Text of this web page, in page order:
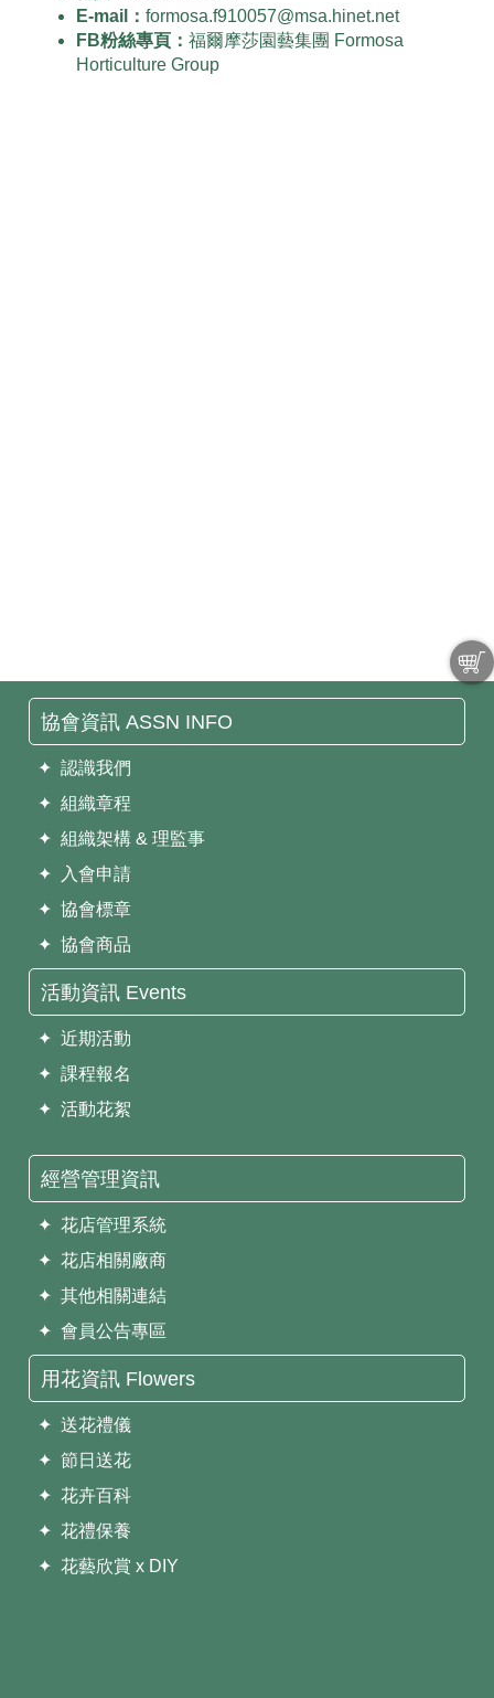
E-mail：formosa.f910057@msa.hinet.net
FB粉絲專頁：福爾摩莎園藝集團 Formosa
Horticulture Group
協會資訊 ASSN INFO
✦ 認識我們
✦ 組織章程
✦ 組織架構 & 理監事
✦ 入會申請
✦ 協會標章
✦ 協會商品
活動資訊 Events
✦ 近期活動
✦ 課程報名
✦ 活動花絮
經營管理資訊
✦ 花店管理系統
✦ 花店相關廠商
✦ 其他相關連結
✦ 會員公告專區
用花資訊 Flowers
✦ 送花禮儀
✦ 節日送花
✦ 花卉百科
✦ 花禮保養
✦ 花藝欣賞 x DIY